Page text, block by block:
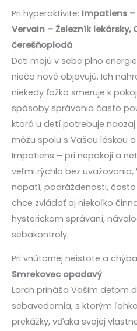
Pri hyperaktivite: Impatiens –
Vervain – Železník lekársky,
čerešňoplodá
Deti majú v sebe plno
niečo nové objavujú. Ich
niekedy ťažko smeruje k
spôsoby správania často
ktorá u detí potrebuje
môžu spolu s Vašou láskou
Impatiens – pri nepokoji a
veľmi rýchlo bez
napätí, podráždenosti,
chce zvládať aj niekoľko
hysterickom správaní,
sebakontroly.
Pri vnútornej neistote a
Smrekovec opadavý
Larch prináša Vašim deťom
sebavedomia, s ktorým
prekážky, vďaka svojej